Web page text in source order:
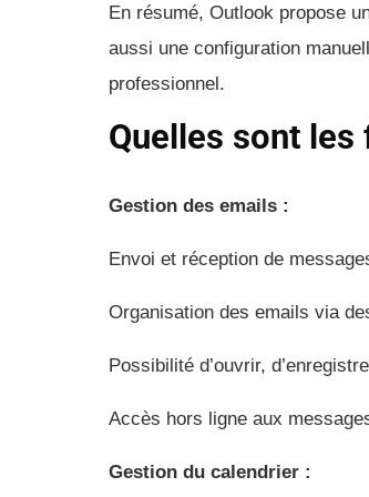
En résumé, Outlook propose
aussi une configuration
professionnel.
Quelles sont les
Gestion des emails :
Envoi et réception de
Organisation des emails via
Possibilité d’ouvrir,
Accès hors ligne aux
Gestion du calendrier :